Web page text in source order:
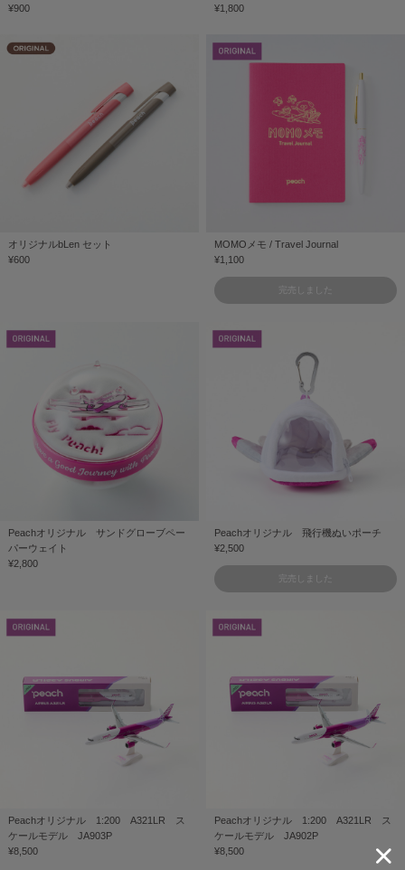
¥900
¥1,800
オリジナルbLen セット
¥600
MOMOメモ / Travel Journal
¥1,100
完売しました
Peachオリジナル サンドグローブペー
パーウェイト
¥2,800
Peachオリジナル 飛行機ぬいポーチ
¥2,500
完売しました
Peachオリジナル 1:200 A321LR ス
ケールモデル JA903P
¥8,500
Peachオリジナル 1:200 A321LR ス
ケールモデル JA902P
¥8,500